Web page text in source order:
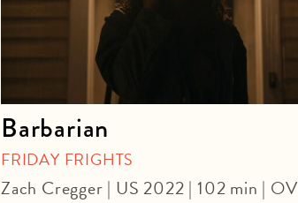
Barbarian
FRIDAY FRIGHTS
Zach Cregger | US 2022 | 102 min | OV